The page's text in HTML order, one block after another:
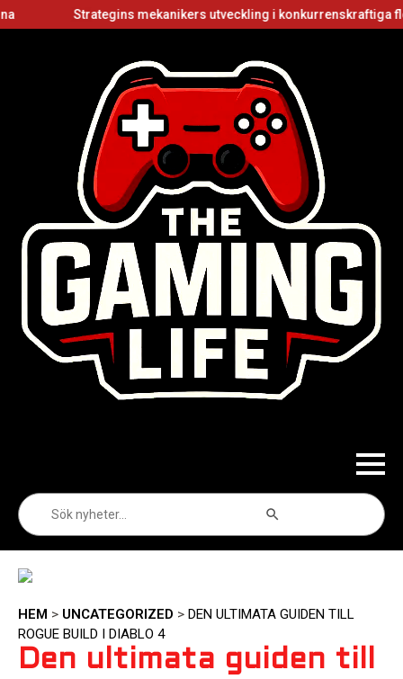
Strategins mekanikers utveckling i konkurrenskraftiga
efter:
HEM > UNCATEGORIZED > DEN ULTIMATA GUIDEN TILL
ROGUE BUILD I DIABLO 4
Den ultimata guiden till